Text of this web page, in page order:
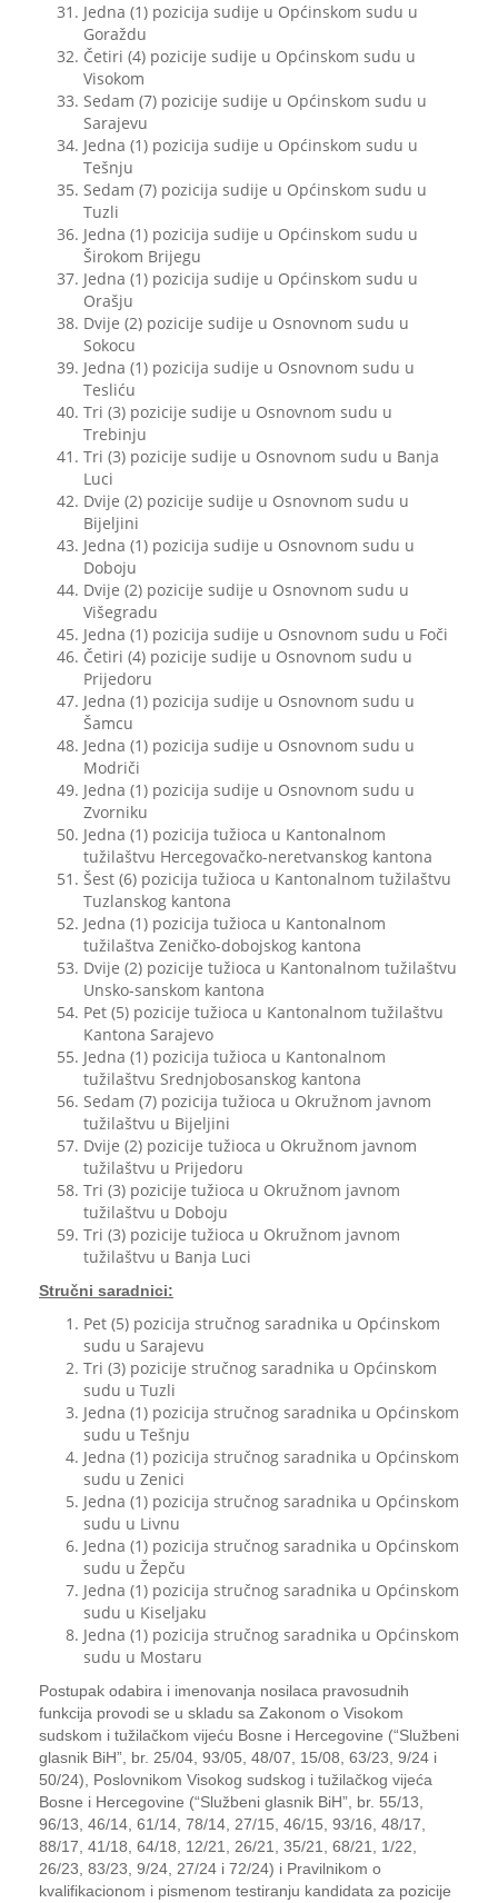
Jedna (1) pozicija sudije u Općinskom sudu u
Goraždu
Četiri (4) pozicije sudije u Općinskom sudu u
Visokom
Sedam (7) pozicije sudije u Općinskom sudu u
Sarajevu
Jedna (1) pozicija sudije u Općinskom sudu u
Tešnju
Sedam (7) pozicija sudije u Općinskom sudu u
Tuzli
Jedna (1) pozicija sudije u Općinskom sudu u
Širokom Brijegu
Jedna (1) pozicija sudije u Općinskom sudu u
Orašju
Dvije (2) pozicije sudije u Osnovnom sudu u
Sokocu
Jedna (1) pozicija sudije u Osnovnom sudu u
Tesliću
Tri (3) pozicije sudije u Osnovnom sudu u
Trebinju
Tri (3) pozicije sudije u Osnovnom sudu u Banja
Luci
Dvije (2) pozicije sudije u Osnovnom sudu u
Bijeljini
Jedna (1) pozicija sudije u Osnovnom sudu u
Doboju
Dvije (2) pozicije sudije u Osnovnom sudu u
Višegradu
Jedna (1) pozicija sudije u Osnovnom sudu u Foči
Četiri (4) pozicije sudije u Osnovnom sudu u
Prijedoru
Jedna (1) pozicija sudije u Osnovnom sudu u
Šamcu
Jedna (1) pozicija sudije u Osnovnom sudu u
Modriči
Jedna (1) pozicija sudije u Osnovnom sudu u
Zvorniku
Jedna (1) pozicija tužioca u Kantonalnom
tužilaštvu Hercegovačko-neretvanskog kantona
Šest (6) pozicija tužioca u Kantonalnom tužilaštvu
Tuzlanskog kantona
Jedna (1) pozicija tužioca u Kantonalnom
tužilaštva Zeničko-dobojskog kantona
Dvije (2) pozicije tužioca u Kantonalnom tužilaštvu
Unsko-sanskom kantona
Pet (5) pozicije tužioca u Kantonalnom tužilaštvu
Kantona Sarajevo
Jedna (1) pozicija tužioca u Kantonalnom
tužilaštvu Srednjobosanskog kantona
Sedam (7) pozicija tužioca u Okružnom javnom
tužilaštvu u Bijeljini
Dvije (2) pozicije tužioca u Okružnom javnom
tužilaštvu u Prijedoru
Tri (3) pozicije tužioca u Okružnom javnom
tužilaštvu u Doboju
Tri (3) pozicije tužioca u Okružnom javnom
tužilaštvu u Banja Luci
Stručni saradnici:
Pet (5) pozicija stručnog saradnika u Općinskom
sudu u Sarajevu
Tri (3) pozicije stručnog saradnika u Općinskom
sudu u Tuzli
Jedna (1) pozicija stručnog saradnika u Općinskom
sudu u Tešnju
Jedna (1) pozicija stručnog saradnika u Općinskom
sudu u Zenici
Jedna (1) pozicija stručnog saradnika u Općinskom
sudu u Livnu
Jedna (1) pozicija stručnog saradnika u Općinskom
sudu u Žepču
Jedna (1) pozicija stručnog saradnika u Općinskom
sudu u Kiseljaku
Jedna (1) pozicija stručnog saradnika u Općinskom
sudu u Mostaru
Postupak odabira i imenovanja nosilaca pravosudnih
funkcija provodi se u skladu sa Zakonom o Visokom
sudskom i tužilačkom vijeću Bosne i Hercegovine (“Službeni
glasnik BiH”, br. 25/04, 93/05, 48/07, 15/08, 63/23, 9/24 i
50/24), Poslovnikom Visokog sudskog i tužilačkog vijeća
Bosne i Hercegovine (“Službeni glasnik BiH”, br. 55/13,
96/13, 46/14, 61/14, 78/14, 27/15, 46/15, 93/16, 48/17,
88/17, 41/18, 64/18, 12/21, 26/21, 35/21, 68/21, 1/22,
26/23, 83/23, 9/24, 27/24 i 72/24) i Pravilnikom o
kvalifikacionom i pismenom testiranju kandidata za pozicije